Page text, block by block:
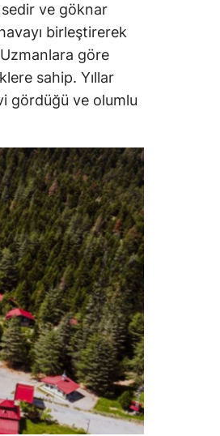
sedir ve göknar
birleştirerek
göre
sahip. Yıllar
gördüğü ve olumlu